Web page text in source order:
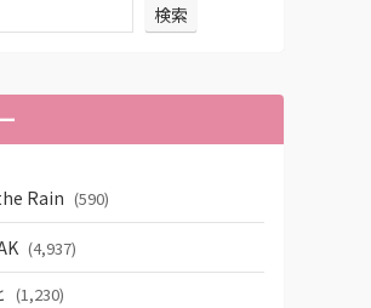
検索
Rain (590)
(4,937)
(1,230)